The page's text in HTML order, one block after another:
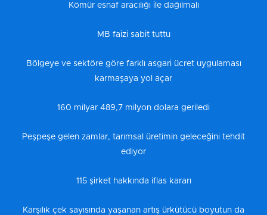
Kömür esnaf aracılığı ile dağılmalı
MB faizi sabit tuttu
Bölgeye ve sektöre göre farklı asgari ücret uygulaması
karmaşaya yol açar
160 milyar 489,7 milyon dolara geriledi
Peşpeşe gelen zamlar, tarımsal üretimin geleceğini tehdit
ediyor
115 şirket hakkında iflas kararı
Karşılık çek sayısında yaşanan artış ürkütücü boyutun da